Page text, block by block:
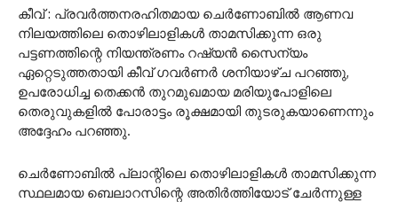
കീവ് : പ്രവർത്തനരഹിതമായ ചെർണോബിൽ ആണവ
നിലയത്തിലെ തൊഴിലാളികൾ താമസിക്കുന്ന ഒരു
പട്ടണത്തിന്റെ നിയന്ത്രണം റഷ്യൻ സൈന്യം
ഏറ്റെടുത്തതായി കീവ് ഗവർണർ ശനിയാഴ്ച പറഞ്ഞു,
ഉപരോധിച്ച തെക്കൻ തുറമുഖമായ മരിയുപോളിലെ
തെരുവുകളിൽ പോരാട്ടം രൂക്ഷമായി തുടരുകയാണെന്നും
അദ്ദേഹം പറഞ്ഞു.
ചെർണോബിൽ പ്ലാന്റിലെ തൊഴിലാളികൾ താമസിക്കുന്ന
സ്ഥലമായ ബെലാറസിന്റെ അതിർത്തിയോട് ചേർന്നുള്ള